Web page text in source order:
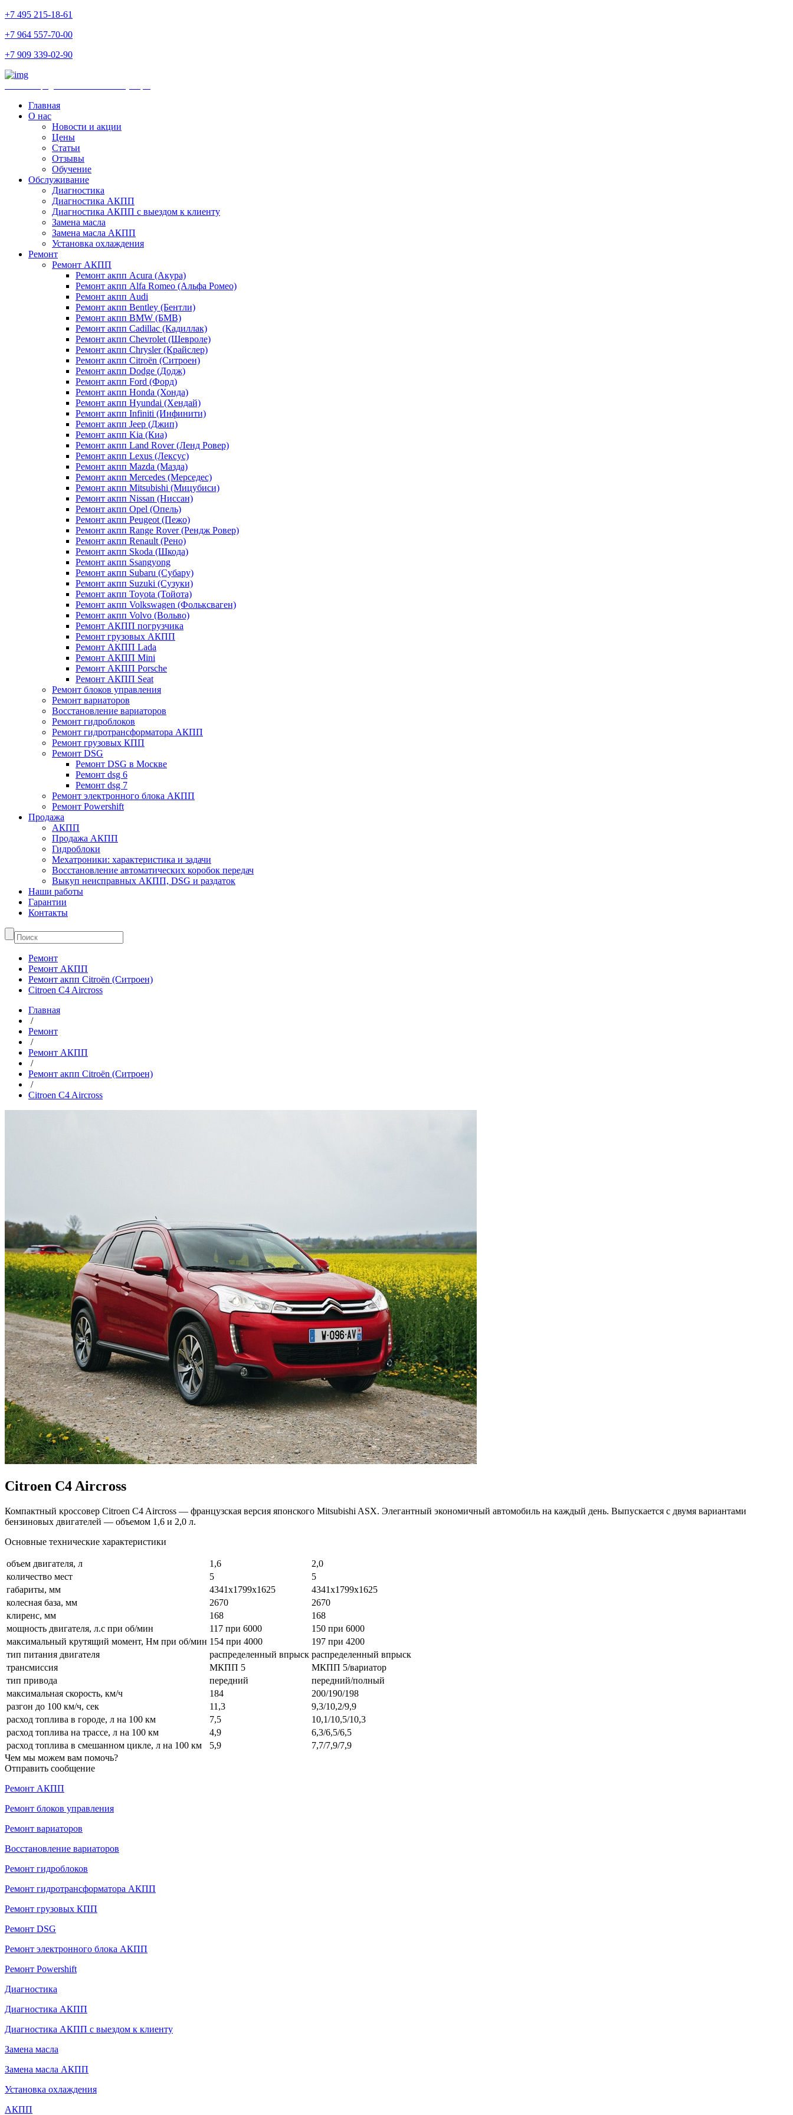
+7 495 215-18-61
+7 964 557-70-00
+7 909 339-02-90
Главная
О нас
Новости и акции
Цены
Статьи
Отзывы
Обучение
Обслуживание
Диагностика
Диагностика АКПП
Диагностика АКПП с выездом к клиенту
Замена масла
Замена масла АКПП
Установка охлаждения
Ремонт
Ремонт АКПП
Ремонт акпп Acura (Акура)
Ремонт акпп Alfa Romeo (Альфа Ромео)
Ремонт акпп Audi
Ремонт акпп Bentley (Бентли)
Ремонт акпп BMW (БМВ)
Ремонт акпп Cadillac (Кадиллак)
Ремонт акпп Chevrolet (Шевроле)
Ремонт акпп Chrysler (Крайслер)
Ремонт акпп Citroën (Ситроен)
Ремонт акпп Dodge (Додж)
Ремонт акпп Ford (Форд)
Ремонт акпп Honda (Хонда)
Ремонт акпп Hyundai (Хендай)
Ремонт акпп Infiniti (Инфинити)
Ремонт акпп Jeep (Джип)
Ремонт акпп Kia (Киа)
Ремонт акпп Land Rover (Ленд Ровер)
Ремонт акпп Lexus (Лексус)
Ремонт акпп Mazda (Мазда)
Ремонт акпп Mercedes (Мерседес)
Ремонт акпп Mitsubishi (Мицубиси)
Ремонт акпп Nissan (Ниссан)
Ремонт акпп Opel (Опель)
Ремонт акпп Peugeot (Пежо)
Ремонт акпп Range Rover (Рендж Ровер)
Ремонт акпп Renault (Рено)
Ремонт акпп Skoda (Шкода)
Ремонт акпп Ssangyong
Ремонт акпп Subaru (Cубару)
Ремонт акпп Suzuki (Сузуки)
Ремонт акпп Toyota (Тойота)
Ремонт акпп Volkswagen (Фольксваген)
Ремонт акпп Volvo (Вольво)
Ремонт АКПП погрузчика
Ремонт грузовых АКПП
Ремонт АКПП Lada
Ремонт АКПП Mini
Ремонт АКПП Porsche
Ремонт АКПП Seat
Ремонт блоков управления
Ремонт вариаторов
Восстановление вариаторов
Ремонт гидроблоков
Ремонт гидротрансформатора АКПП
Ремонт грузовых КПП
Ремонт DSG
Ремонт DSG в Москве
Ремонт dsg 6
Ремонт dsg 7
Ремонт электронного блока АКПП
Ремонт Powershift
Продажа
АКПП
Продажа АКПП
Гидроблоки
Мехатроники: характеристика и задачи
Восстановление автоматических коробок передач
Выкуп неисправных АКПП, DSG и раздаток
Наши работы
Гарантии
Контакты
Ремонт
Ремонт АКПП
Ремонт акпп Citroën (Ситроен)
Citroen C4 Aircross
Главная
/
Ремонт
/
Ремонт АКПП
/
Ремонт акпп Citroën (Ситроен)
/
Citroen C4 Aircross
Citroen C4 Aircross
Компактный кроссовер Citroen C4 Aircross — французская версия японского Mitsubishi ASX. Элегантный экономичный автомобиль на каждый день. Выпускается с двумя вариантами
бензиновых двигателей — объемом 1,6 и 2,0 л.
Основные технические характеристики
объем двигателя, л 1,6
2,0
количество мест
5
5
габариты, мм
4341х1799х1625
4341х1799х1625
колесная база, мм
2670
2670
клиренс, мм
168
168
мощность двигателя, л.с при об/мин
117 при 6000
150 при 6000
максимальный крутящий момент, Нм при об/мин 154 при 4000
197 при 4200
тип питания двигателя
распределенный впрыск распределенный впрыск
трансмиссия
МКПП 5
МКПП 5/вариатор
тип привода
передний
передний/полный
максимальная скорость, км/ч
184
200/190/198
разгон до 100 км/ч, сек
11,3
9,3/10,2/9,9
расход топлива в городе, л на 100 км
7,5
10,1/10,5/10,3
расход топлива на трассе, л на 100 км
4,9
6,3/6,5/6,5
расход топлива в смешанном цикле, л на 100 км
5,9
7,7/7,9/7,9
Чем мы можем вам помочь?
Отправить сообщение
Ремонт АКПП
Ремонт блоков управления
Ремонт вариаторов
Восстановление вариаторов
Ремонт гидроблоков
Ремонт гидротрансформатора АКПП
Ремонт грузовых КПП
Ремонт DSG
Ремонт электронного блока АКПП
Ремонт Powershift
Диагностика
Диагностика АКПП
Диагностика АКПП с выездом к клиенту
Замена масла
Замена масла АКПП
Установка охлаждения
АКПП